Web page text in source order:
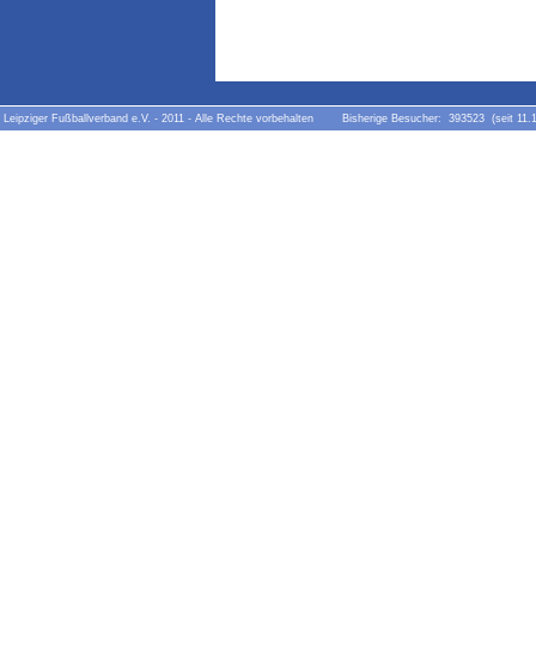
Leipziger Fußballverband e.V. - 2011 - Alle Rechte vorbehalten Bisherige Besucher: 393523 (seit